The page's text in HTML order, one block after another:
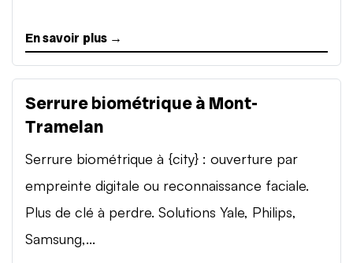
En savoir plus →
Serrure biométrique à Mont-
Tramelan
Serrure biométrique à {city} : ouverture par
empreinte digitale ou reconnaissance faciale.
Plus de clé à perdre. Solutions Yale, Philips,
Samsung,...